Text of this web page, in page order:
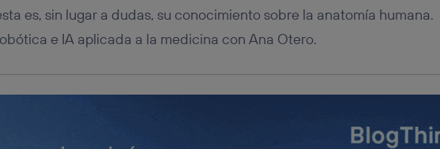
es, sin lugar a dudas, su conocimiento sobre la anatomía humana.
e IA aplicada a la medicina con Ana Otero.